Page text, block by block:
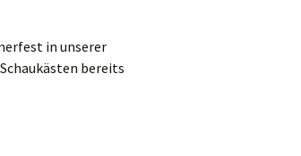
in unserer
bereits